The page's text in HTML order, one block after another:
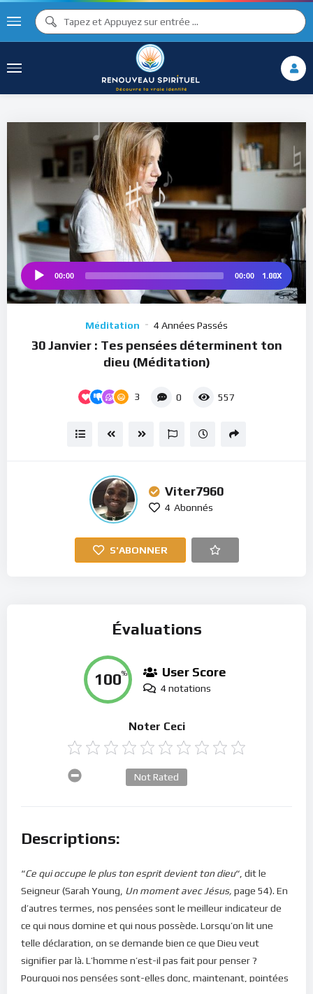
♫ ♩
♩
♯ ♪ ♯ ♬
♫
♮
Audio
00:00 00:00 1.00X
Méditation 4 Années Passés
30 Janvier : Tes pensées déterminent ton
dieu (Méditation)
3 0 557
Viter7960
4 Abonnés
S'ABONNER
Évaluations
100% User Score
4 notations
Noter Ceci
Not Rated
Descriptions:
“Ce qui occupe le plus ton esprit devient ton dieu“, dit le
Seigneur (Sarah Young, Un moment avec Jésus, page 54). En
d’autres termes, nos pensées sont le meilleur indicateur de
ce qui nous domine et qui nous possède. Lorsqu’on lit une
telle déclaration, on se demande bien ce que Dieu veut
signifier par là. L’homme n’est-il pas fait pour penser ?
Pourquoi nos pensées sont-elles donc, maintenant, pointées